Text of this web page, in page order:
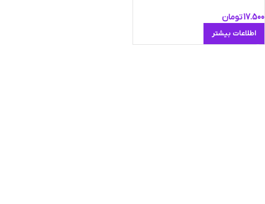
17.500تومان
اطلاعات بیشتر